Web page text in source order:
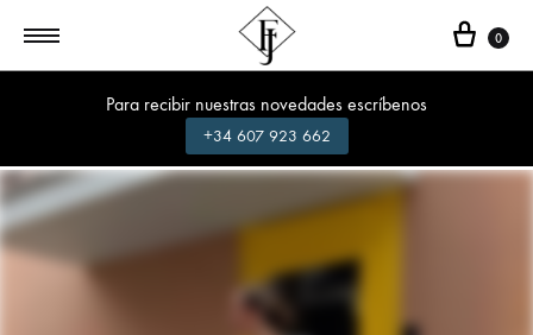
Para recibir nuestras novedades escríbenos
+34 607 923 662
Cesta
0